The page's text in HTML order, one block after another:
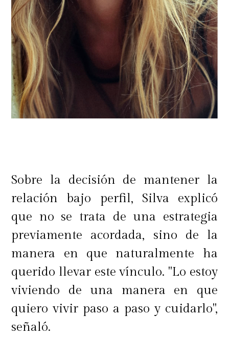
Sobre la decisión de mantener la
relación bajo perfil, Silva explicó
que no se trata de una estrategia
previamente acordada, sino de la
manera en que naturalmente ha
querido llevar este vínculo. "Lo estoy
viviendo de una manera en que
quiero vivir paso a paso y cuidarlo",
señaló.